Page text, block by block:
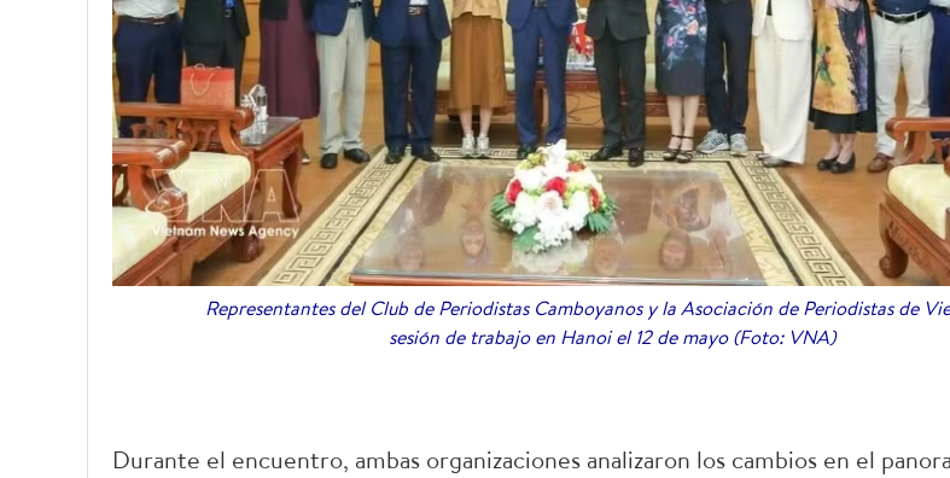
Representantes del Club de Periodistas Camboyanos y la Asociación de Periodistas de
sesión de trabajo en Hanoi el 12 de mayo (Foto: VNA)
Durante el encuentro, ambas organizaciones analizaron los cambios en el